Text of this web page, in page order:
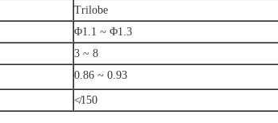
Trilobe
Φ1.1 ~ Φ1.3
3 ~ 8
0.86 ~ 0.93
≮150